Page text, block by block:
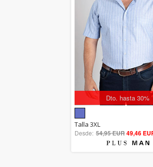
Dto. hasta 30%
out of 5
Talla 3XL
Desde: 54,95 EUR49,46